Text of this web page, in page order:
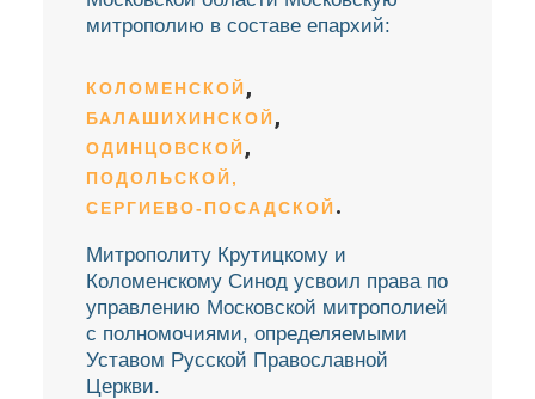
митрополию в составе епархий:
КОЛОМЕНСКОЙ ,
БАЛАШИХИНСКОЙ ,
ОДИНЦОВСКОЙ ,
ПОДОЛЬСКОЙ,
СЕРГИЕВО-ПОСАДСКОЙ .
Митрополиту Крутицкому и
Коломенскому Синод усвоил права по
управлению Московской митрополией
с полномочиями, определяемыми
Уставом Русской Православной
Церкви.